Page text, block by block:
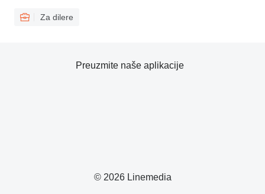
Za dilere
© 2026 Linemedia
Preuzmite naše aplikacije